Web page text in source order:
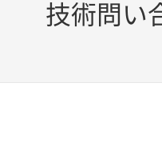
技術問い